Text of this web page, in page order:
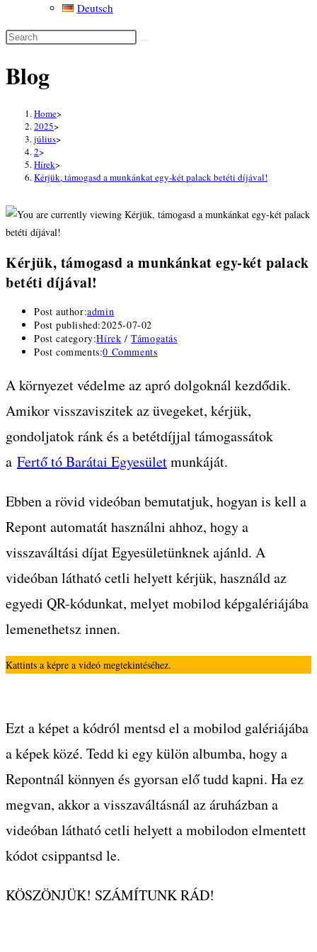
Deutsch
Blog
Home>
2025>
július>
2>
Hírek>
Kérjük, támogasd a munkánkat egy-két palack betéti díjával!
Kérjük, támogasd a munkánkat egy-két palack
betéti díjával!
Post author:admin
Post published:2025-07-02
Post category:Hírek / Támogatás
Post comments:0 Comments
A környezet védelme az apró dolgoknál kezdődik.
Amikor visszaviszitek az üvegeket, kérjük,
gondoljatok ránk és a betétdíjjal támogassátok
a Fertő tó Barátai Egyesületmunkáját.
Ebben a rövid videóban bemutatjuk, hogyan is kell a
Repont automatát használni ahhoz, hogy a
visszaváltási díjat Egyesületünknek ajánld. A
videóban látható cetli helyett kérjük, használd az
egyedi QR-kódunkat, melyet mobilod képgalériájába
lemenethetsz innen.
Kattints a képre a videó megtekintéséhez.
Ezt a képet a kódról mentsd el a mobilod galériájába
a képek közé. Tedd ki egy külön albumba, hogy a
Repontnál könnyen és gyorsan elő tudd kapni. Ha ez
megvan, akkor a visszaváltásnál az áruházban a
videóban látható cetli helyett a mobilodon elmentett
kódot csippantsd le.
KÖSZÖNJÜK! SZÁMÍTUNK RÁD!